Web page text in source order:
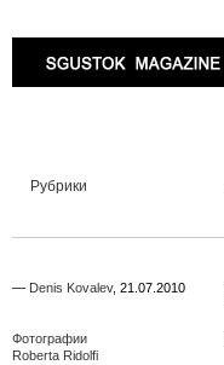
Рубрики
— Denis Kovalev, 21.07.2010
Фотографии
Roberta Ridolfi